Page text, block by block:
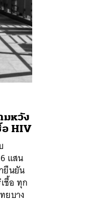
มหวัง
อ HIV
แสน
ยืนยัน
ชื้อ ทุก
ยบาง